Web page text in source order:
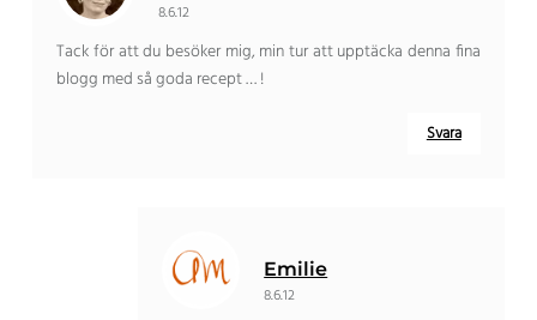
8.6.12
Tack för att du besöker mig, min tur att upptäcka denna fina
blogg med så goda recept … !
Svara
Emilie
8.6.12